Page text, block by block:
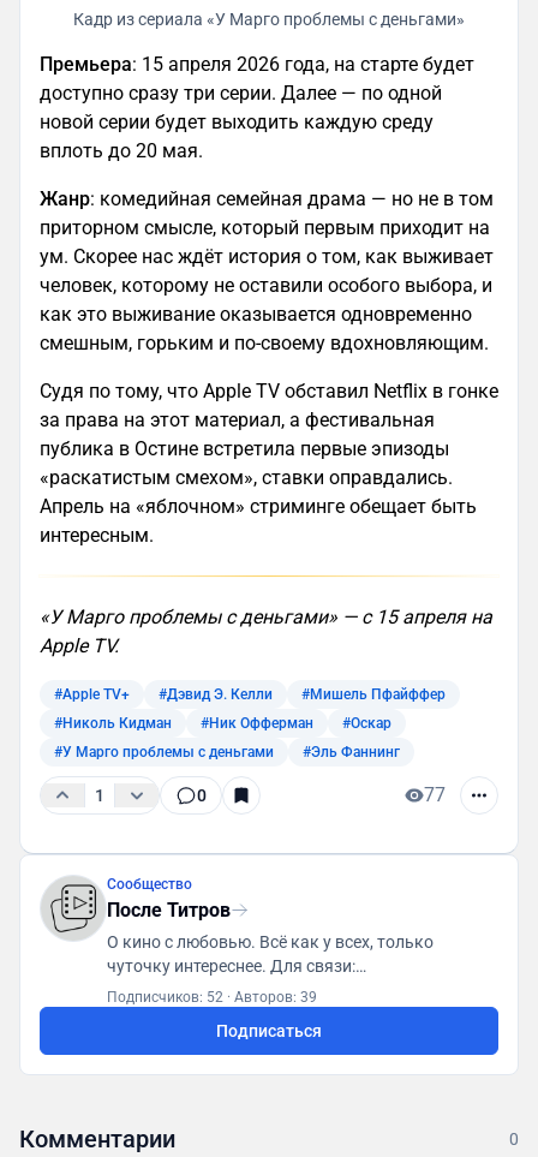
Кадр из сериала «У Марго проблемы с деньгами»
Премьера: 15 апреля 2026 года, на старте будет
доступно сразу три серии. Далее — по одной
новой серии будет выходить каждую среду
вплоть до 20 мая.
Жанр: комедийная семейная драма — но не в том
приторном смысле, который первым приходит на
ум. Скорее нас ждёт история о том, как выживает
человек, которому не оставили особого выбора, и
как это выживание оказывается одновременно
смешным, горьким и по-своему вдохновляющим.
Судя по тому, что Apple TV обставил Netflix в гонке
за права на этот материал, а фестивальная
публика в Остине встретила первые эпизоды
«раскатистым смехом», ставки оправдались.
Апрель на «яблочном» стриминге обещает быть
интересным.
«У Марго проблемы с деньгами» — с 15 апреля на
Apple TV.
#Apple TV+ #Дэвид Э. Келли
#Мишель Пфайффер
#Николь Кидман
#Ник Офферман
#Оскар
#У Марго проблемы с деньгами
#Эль Фаннинг
1 0 77
Сообщество
После Титров
О кино с любовью. Всё как у всех, только
чуточку интереснее. Для связи:
posletitrov@yandex.ru
Подписчиков: 52 · Авторов: 39
Подписаться
Комментарии 0